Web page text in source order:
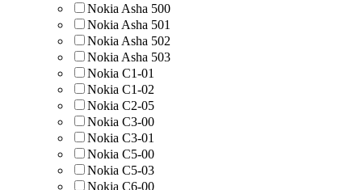
Nokia Asha 500
Nokia Asha 501
Nokia Asha 502
Nokia Asha 503
Nokia C1-01
Nokia C1-02
Nokia C2-05
Nokia C3-00
Nokia C3-01
Nokia C5-00
Nokia C5-03
Nokia C6-00